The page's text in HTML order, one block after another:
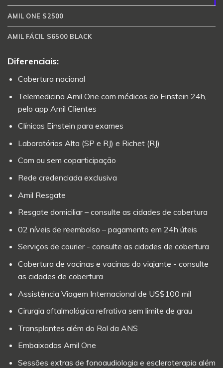
AMIL ONE S2500
AMIL FÁCIL S6500 BLACK
Diferenciais:
Cobertura nacional
Telemedicina Amil One com médicos do Einstein 24h,
pelo app Amil Clientes
Clínicas Einstein para exames
Laboratórios Alta (SP e RJ) e Richet (RJ)
Com ou sem coparticipação
Rede credenciada exclusiva
Amil Resgate
Resgate domiciliar – consulte as cidades de cobertura
02 níveis de reembolso – pagamento em 24h úteis
Serviços de courier - consulte as cidades de cobertura
Cobertura de vacinas e vacinas do viajante - consulte
as cidades de cobertura
Assistência Viagem Internacional de US$100 mil
Cirurgia oftalmológica refrativa sem limite de grau
Transplantes além do Rol da ANS
Embaixadas Amil One
Sessões extras de fonoaudiologia e escleroterapia além